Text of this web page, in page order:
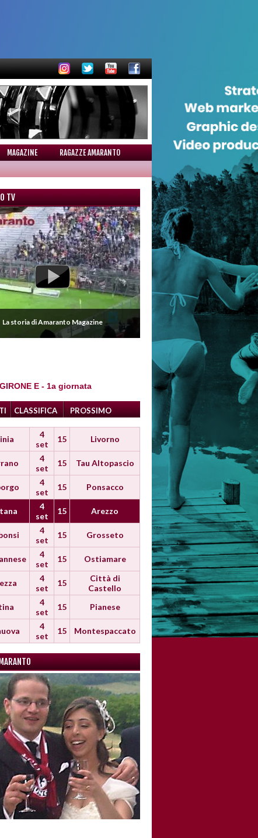
MAGAZINE
RAGAZZE AMARANTO
TV
La storia di Amaranto Magazine
E - 1a giornata
CLASSIFICA
PROSSIMO
4
set
15 Livorno
4
set
15 Tau Altopascio
4
set
15 Ponsacco
4
set
15 Arezzo
4
set
15 Grosseto
4
set
15 Ostiamare
4
set
15
Città di
Castello
4
set
15 Pianese
4
set
15 Montespaccato